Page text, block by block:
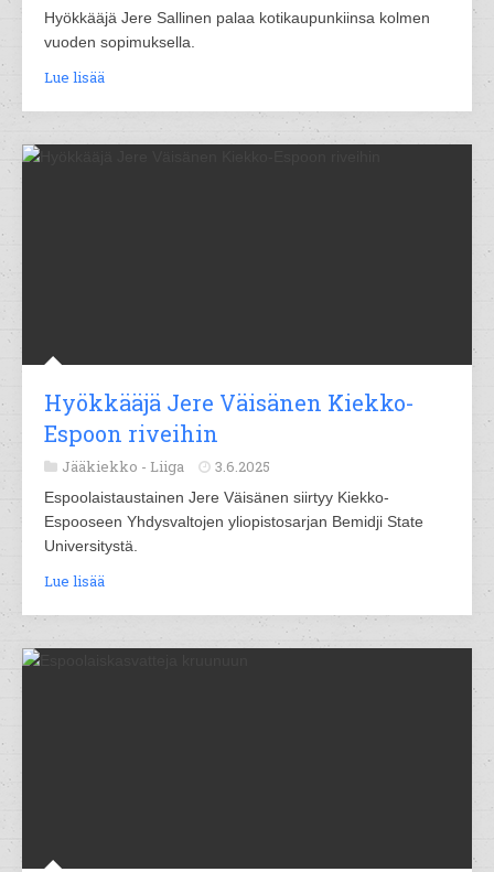
Hyökkääjä Jere Sallinen palaa kotikaupunkiinsa kolmen
vuoden sopimuksella.
Lue lisää
Hyökkääjä Jere Väisänen Kiekko-
Espoon riveihin
Jääkiekko - Liiga 3.6.2025
Espoolaistaustainen Jere Väisänen siirtyy Kiekko-
Espooseen Yhdysvaltojen yliopistosarjan Bemidji State
Universitystä.
Lue lisää